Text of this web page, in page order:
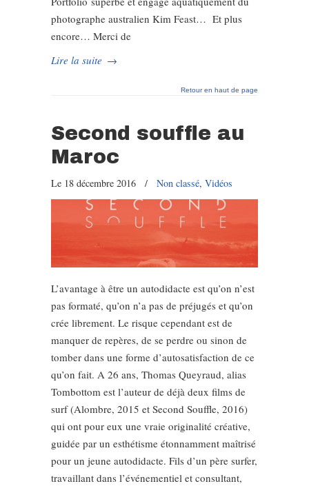
photographe australien Kim Feast… Et plus
encore… Merci de
Lire la suite →
Retour en haut de page
Second souffle au
Maroc
Le 18 décembre 2016 / Non classé, Vidéos
L’avantage à être un autodidacte est qu’on n’est
pas formaté, qu’on n’a pas de préjugés et qu’on
crée librement. Le risque cependant est de
manquer de repères, de se perdre ou sinon de
tomber dans une forme d’autosatisfaction de ce
qu’on fait. A 26 ans, Thomas Queyraud, alias
Tombottom est l’auteur de déjà deux films de
surf (Alombre, 2015 et Second Souffle, 2016)
qui ont pour eux une vraie originalité créative,
guidée par un esthétisme étonnamment maîtrisé
pour un jeune autodidacte. Fils d’un père surfer,
travaillant dans l’événementiel et consultant,